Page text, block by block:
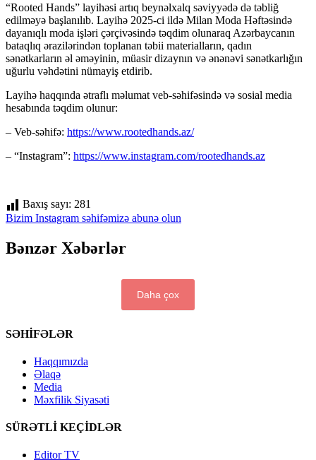
“Rooted Hands” layihəsi artıq beynəlxalq səviyyədə də təbliğ
edilməyə başlanılıb. Layihə 2025-ci ildə Milan Moda Həftəsində
dayanıqlı moda işləri çərçivəsində təqdim olunaraq Azərbaycanın
bataqlıq ərazilərindən toplanan təbii materialların, qadın
sənətkarların əl əməyinin, müasir dizaynın və ənənəvi sənətkarlığın
uğurlu vəhdətini nümayiş etdirib.
Layihə haqqında ətraflı məlumat veb-səhifəsində və sosial media
hesabında təqdim olunur:
– Veb-səhifə: https://www.rootedhands.az/
– “Instagram”: https://www.instagram.com/rootedhands.az
Baxış sayı: 281
Bizim Instagram səhifəmizə abunə olun
Bənzər Xəbərlər
Daha çox
SƏHİFƏLƏR
Haqqımızda
Əlaqə
Media
Məxfilik Siyasəti
SÜRƏTLİ KEÇİDLƏR
Editor TV